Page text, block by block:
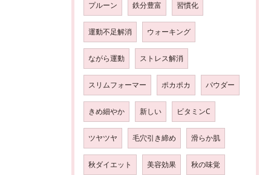
プルーン 鉄分豊富 習慣化
運動不足解消 ウォーキング
ながら運動 ストレス解消
スリムフォーマー ポカポカ パウダー
きめ細やか 新しい ビタミンC
ツヤツヤ 毛穴引き締め 滑らか肌
秋ダイエット 美容効果 秋の味覚